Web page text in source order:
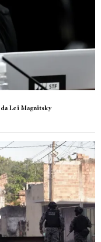
Lei Magnitsky